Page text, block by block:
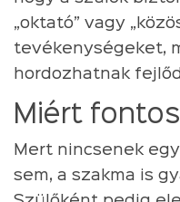
„oktató” vagy
tevékenységeket,
hordozhatnak
Miért
Mert nincsenek
sem, a szakma is